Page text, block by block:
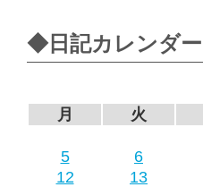
◆日記カレンダー
月
火
5
6
12
13